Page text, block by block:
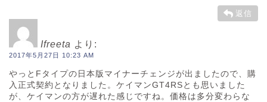
返信
Ifreeta より:
2017年5月27日 10:23 AM
やっとFタイプの日本版マイナーチェンジが出ましたので、購
入正式契約となりました。ケイマンGT4RSとも思いました
が、ケイマンの方が遅れた感じですね。価格は多分変わらな